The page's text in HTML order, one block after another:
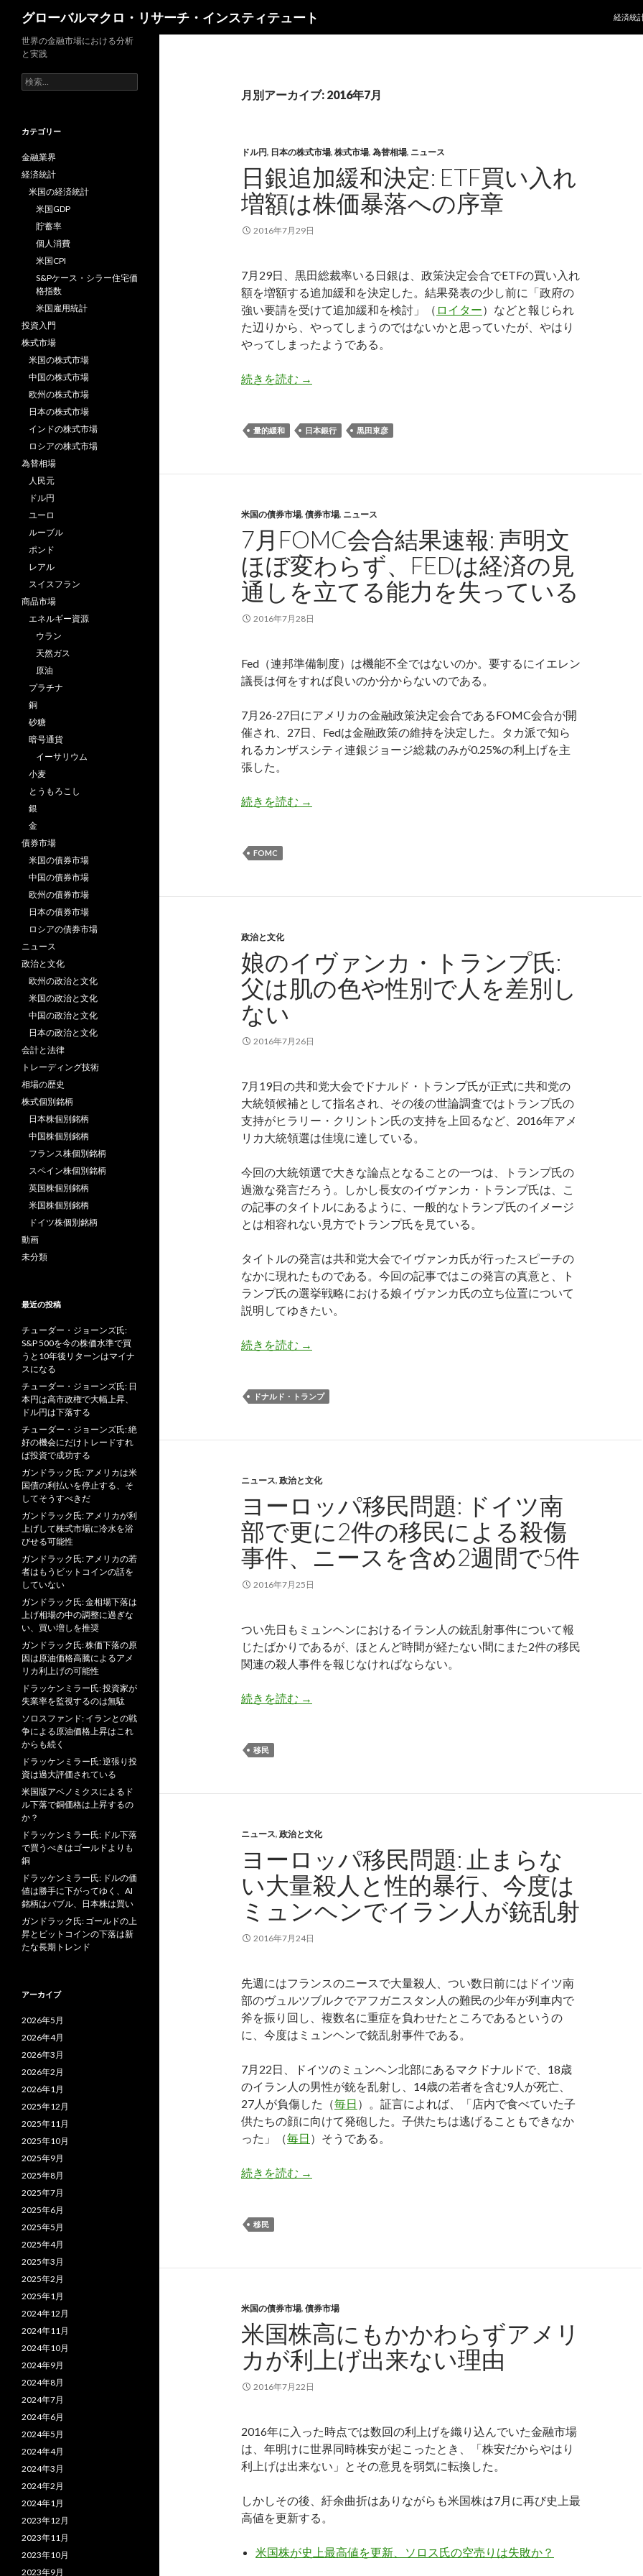
グローバルマクロ・リサーチ・インスティテュート
経済統
月別アーカイブ: 2016年7月
ドル円, 日本の株式市場, 株式市場, 為替相場, ニュース
日銀追加緩和決定: ETF買い入れ
増額は株価暴落への序章
2016年7月29日
7月29日、黒田総裁率いる日銀は、政策決定会合でETFの買い入れ
額を増額する追加緩和を決定した。結果発表の少し前に「政府の
強い要請を受けて追加緩和を検討」（ ロイター）などと報じられ
た辺りから、やってしまうのではないかと思っていたが、やはり
やってしまったようである。
続きを読む 日銀追加緩和決定: ETF買い入れ増額は株価暴落への序章
→
量的緩和 日本銀行 黒田東彦
米国の債券市場, 債券市場, ニュース
7月FOMC会合結果速報: 声明文
ほぼ変わらず、FEDは経済の見
通しを立てる能力を失っている
2016年7月28日
Fed（連邦準備制度）は機能不全ではないのか。要するにイエレン
議長は何をすれば良いのか分からないのである。
7月26-27日にアメリカの金融政策決定会合であるFOMC会合が開
催され、27日、Fedは金融政策の維持を決定した。タカ派で知ら
れるカンザスシティ連銀ジョージ総裁のみが0.25%の利上げを主
張した。
続きを読む 7月FOMC会合結果速報: 声明文ほぼ変わらず、Fedは経済の見通し
→
FOMC
政治と文化
娘のイヴァンカ・トランプ氏:
父は肌の色や性別で人を差別し
ない
2016年7月26日
7月19日の共和党大会でドナルド・トランプ氏が正式に共和党の
大統領候補として指名され、その後の世論調査ではトランプ氏の
支持がヒラリー・クリントン氏の支持を上回るなど、2016年アメ
リカ大統領選は佳境に達している。
今回の大統領選で大きな論点となることの一つは、トランプ氏の
過激な発言だろう。しかし長女のイヴァンカ・トランプ氏は、こ
の記事のタイトルにあるように、一般的なトランプ氏のイメージ
とは相容れない見方でトランプ氏を見ている。
タイトルの発言は共和党大会でイヴァンカ氏が行ったスピーチの
なかに現れたものである。今回の記事ではこの発言の真意と、ト
ランプ氏の選挙戦略における娘イヴァンカ氏の立ち位置について
説明してゆきたい。
続きを読む 娘のイヴァンカ・トランプ氏: 父は肌の色や性別で人を差別しない
→
ドナルド・トランプ
ニュース, 政治と文化
ヨーロッパ移民問題: ドイツ南
部で更に2件の移民による殺傷
事件、ニースを含め2週間で5件
2016年7月25日
つい先日もミュンヘンにおけるイラン人の銃乱射事件について報
じたばかりであるが、ほとんど時間が経たない間にまた2件の移民
関連の殺人事件を報じなければならない。
続きを読む ヨーロッパ移民問題: ドイツ南部で更に2件の移民による殺傷事件
→
移民
ニュース, 政治と文化
ヨーロッパ移民問題: 止まらな
い大量殺人と性的暴行、今度は
ミュンヘンでイラン人が銃乱射
2016年7月24日
先週にはフランスのニースで大量殺人、つい数日前にはドイツ南
部のヴュルツブルクでアフガニスタン人の難民の少年が列車内で
斧を振り回し、複数名に重症を負わせたところであるというの
に、今度はミュンヘンで銃乱射事件である。
7月22日、ドイツのミュンヘン北部にあるマクドナルドで、18歳
のイラン人の男性が銃を乱射し、14歳の若者を含む9人が死亡、
27人が負傷した（毎日 ）。証言によれば、「店内で食べていた子
供たちの顔に向けて発砲した。子供たちは逃げることもできなか
った」（毎日 ）そうである。
続きを読む ヨーロッパ移民問題: 止まらない大量殺人と性的暴行、今度はミ
→
移民
米国の債券市場, 債券市場
米国株高にもかかわらずアメリ
カが利上げ出来ない理由
2016年7月22日
2016年に入った時点では数回の利上げを織り込んでいた金融市場
は、年明けに世界同時株安が起こったとき、「株安だからやはり
利上げは出来ない」とその意見を弱気に転換した。
しかしその後、紆余曲折はありながらも米国株は7月に再び史上最
高値を更新する。
米国株が史上最高値を更新、ソロス氏の空売りは失敗か？
世界の金融市場における分析
と実践
検
索:
カテゴリー
金融業界
経済統計
米国の経済統計
米国GDP
貯蓄率
個人消費
米国CPI
S&Pケース・シラー住宅価
格指数
米国雇用統計
投資入門
株式市場
米国の株式市場
中国の株式市場
欧州の株式市場
日本の株式市場
インドの株式市場
ロシアの株式市場
為替相場
人民元
ドル円
ユーロ
ルーブル
ポンド
レアル
スイスフラン
商品市場
エネルギー資源
ウラン
天然ガス
原油
プラチナ
銅
砂糖
暗号通貨
イーサリウム
小麦
とうもろこし
銀
金
債券市場
米国の債券市場
中国の債券市場
欧州の債券市場
日本の債券市場
ロシアの債券市場
ニュース
政治と文化
欧州の政治と文化
米国の政治と文化
中国の政治と文化
日本の政治と文化
会計と法律
トレーディング技術
相場の歴史
株式個別銘柄
日本株個別銘柄
中国株個別銘柄
フランス株個別銘柄
スペイン株個別銘柄
英国株個別銘柄
米国株個別銘柄
ドイツ株個別銘柄
動画
未分類
最近の投稿
チューダー・ジョーンズ氏:
S&P 500を今の株価水準で買
うと10年後リターンはマイナ
スになる
チューダー・ジョーンズ氏: 日
本円は高市政権で大幅上昇、
ドル円は下落する
チューダー・ジョーンズ氏: 絶
好の機会にだけトレードすれ
ば投資で成功する
ガンドラック氏: アメリカは米
国債の利払いを停止する、そ
してそうすべきだ
ガンドラック氏: アメリカが利
上げして株式市場に冷水を浴
びせる可能性
ガンドラック氏: アメリカの若
者はもうビットコインの話を
していない
ガンドラック氏: 金相場下落は
上げ相場の中の調整に過ぎな
い、買い増しを推奨
ガンドラック氏: 株価下落の原
因は原油価格高騰によるアメ
リカ利上げの可能性
ドラッケンミラー氏: 投資家が
失業率を監視するのは無駄
ソロスファンド: イランとの戦
争による原油価格上昇はこれ
からも続く
ドラッケンミラー氏: 逆張り投
資は過大評価されている
米国版アベノミクスによるド
ル下落で銅価格は上昇するの
か？
ドラッケンミラー氏: ドル下落
で買うべきはゴールドよりも
銅
ドラッケンミラー氏: ドルの価
値は勝手に下がってゆく、AI
銘柄はバブル、日本株は買い
ガンドラック氏: ゴールドの上
昇とビットコインの下落は新
たな長期トレンド
アーカイブ
2026年5月
2026年4月
2026年3月
2026年2月
2026年1月
2025年12月
2025年11月
2025年10月
2025年9月
2025年8月
2025年7月
2025年6月
2025年5月
2025年4月
2025年3月
2025年2月
2025年1月
2024年12月
2024年11月
2024年10月
2024年9月
2024年8月
2024年7月
2024年6月
2024年5月
2024年4月
2024年3月
2024年2月
2024年1月
2023年12月
2023年11月
2023年10月
2023年9月